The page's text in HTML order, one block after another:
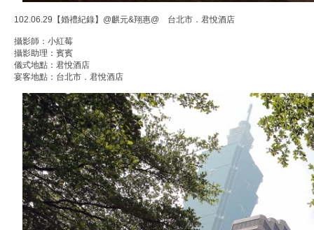
102.06.29【婚禮紀錄】@麒元&翔惠@ 台北市．君悅酒店
攝影師：小紅莓
攝影助理：賓賓
儀式地點：君悅酒店
宴客地點：台北市．君悅酒店